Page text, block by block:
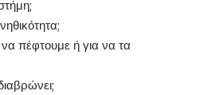
πέφτουμε ή για να τα